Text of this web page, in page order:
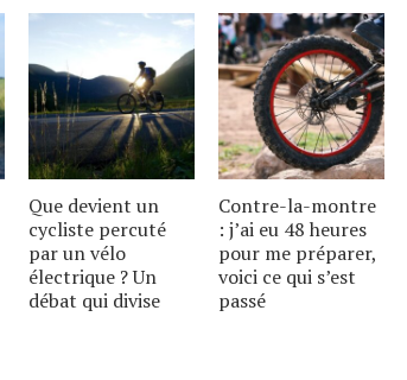
Que devient un
cycliste percuté
par un vélo
électrique ? Un
débat qui divise
Contre-la-montre
: j’ai eu 48 heures
pour me préparer,
voici ce qui s’est
passé